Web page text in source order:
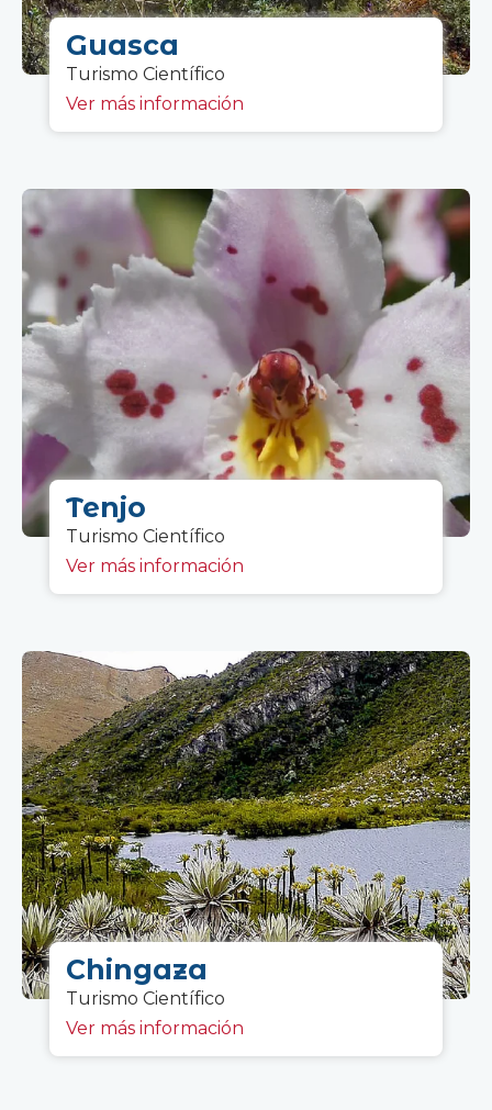
Guasca
Turismo Científico
Ver más información
Tenjo
Turismo Científico
Ver más información
Chingaza
Turismo Científico
Ver más información